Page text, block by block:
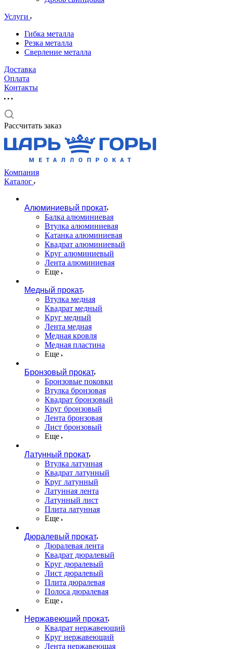
Услуги
Гибка металла
Резка металла
Сверление металла
Доставка
Оплата
Контакты
Рассчитать заказ
Компания
Каталог
Алюминиевый прокат
Балка алюминиевая
Втулка алюминиевая
Катанка алюминиевая
Квадрат алюминиевый
Круг алюминиевый
Лента алюминиевая
Еще
Медный прокат
Втулка медная
Квадрат медный
Круг медный
Лента медная
Медная кровля
Медная пластина
Еще
Бронзовый прокат
Бронзовые поковки
Втулка бронзовая
Квадрат бронзовый
Круг бронзовый
Лента бронзовая
Лист бронзовый
Еще
Латунный прокат
Втулка латунная
Квадрат латунный
Круг латунный
Латунная лента
Латунный лист
Плита латунная
Еще
Дюралевый прокат
Дюралевая лента
Квадрат дюралевый
Круг дюралевый
Лист дюралевый
Плита дюралевая
Полоса дюралевая
Еще
Нержавеющий прокат
Квадрат нержавеющий
Круг нержавеющий
Лента нержавеющая